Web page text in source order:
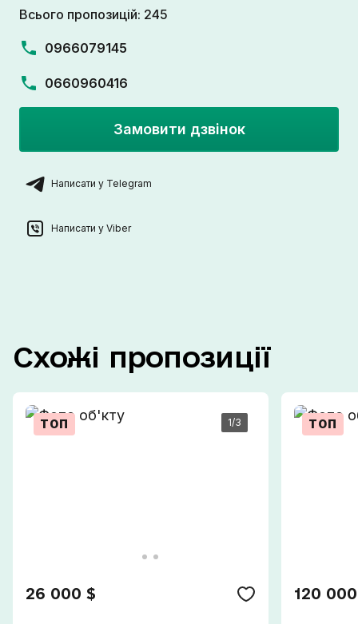
Всього пропозицій: 245
0966079145
0660960416
Замовити дзвінок
Написати у Telegram
Написати у Viber
Схожі пропозиції
ТОП 1/3
26 000 $
ТОП
120